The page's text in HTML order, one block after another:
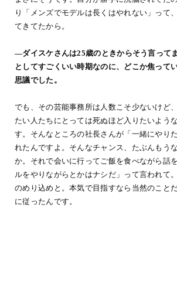
り「メンズでモデルは長くはやれない」って
てきてたから。
―ダイスケさんは25歳のときからそう言って
としてすごくいい時期なのに、どこか焦って
思議でした。
でも、その芸能事務所は人数こそ少ないけど
たい人たちにとっては死ぬほど入りたいよう
す。そんなところの社長さんが「一緒にやり
れたんですよ。そんなチャンス、たぶんもう
か。それで会いに行ってご飯を食べながら話
ルをやりながらとかはナシだ」って言われて
のめり込めと。本気で目指すなら当然のこと
に従ったんです。